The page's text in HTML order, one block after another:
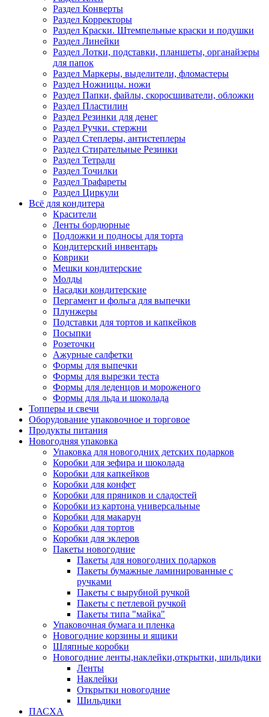
Раздел Конверты
Раздел Корректоры
Раздел Краски. Штемпельные краски и подушки
Раздел Линейки
Раздел Лотки, подставки, планшеты, органайзеры
для папок
Раздел Маркеры, выделители, фломастеры
Раздел Ножницы. ножи
Раздел Папки, файлы, скоросшиватели, обложки
Раздел Пластилин
Раздел Резинки для денег
Раздел Ручки. стержни
Раздел Степлеры, антистеплеры
Раздел Стирательные Резинки
Раздел Тетради
Раздел Точилки
Раздел Трафареты
Раздел Циркули
Всё для кондитера
Красители
Ленты бордюрные
Подложки и подносы для торта
Кондитерский инвентарь
Коврики
Мешки кондитерские
Молды
Насадки кондитерские
Пергамент и фольга для выпечки
Плунжеры
Подставки для тортов и капкейков
Посыпки
Розеточки
Ажурные салфетки
Формы для выпечки
Формы для вырезки теста
Формы для леденцов и мороженого
Формы для льда и шоколада
Топперы и свечи
Оборудование упаковочное и торговое
Продукты питания
Новогодняя упаковка
Упаковка для новогодних детских подарков
Коробки для зефира и шоколада
Коробки для капкейков
Коробки для конфет
Коробки для пряников и сладостей
Коробки из картона универсальные
Коробки для макарун
Коробки для тортов
Коробки для эклеров
Пакеты новогодние
Пакеты для новогодних подарков
Пакеты бумажные ламинированные с
ручками
Пакеты с вырубной ручкой
Пакеты с петлевой ручкой
Пакеты типа "майка"
Упаковочная бумага и пленка
Новогодние корзины и ящики
Шляпные коробки
Новогодние ленты,наклейки,открытки, шильдики
Ленты
Наклейки
Открытки новогодние
Шильдики
ПАСХА